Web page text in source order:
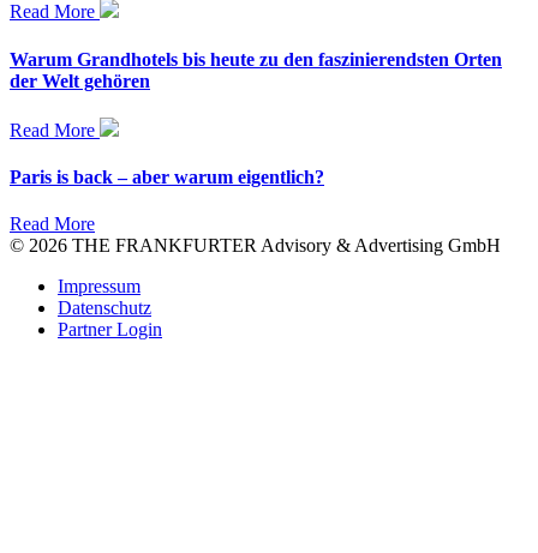
Read More
Warum Grandhotels bis heute zu den faszinierendsten Orten
der Welt gehören
Read More
Paris is back – aber warum eigentlich?
Read More
© 2026 THE FRANKFURTER Advisory & Advertising GmbH
Impressum
Datenschutz
Partner Login